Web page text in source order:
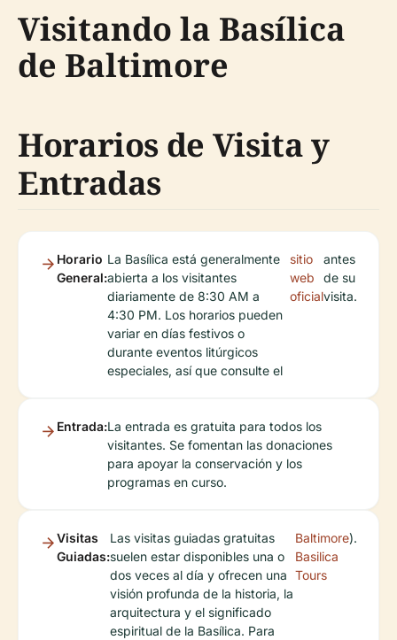
Visitando la Basílica
de Baltimore
Horarios de Visita y
Entradas
Horario
General:
La Basílica está generalmente
abierta a los visitantes
diariamente de 8:30 AM a
4:30 PM. Los horarios pueden
variar en días festivos o
durante eventos litúrgicos
especiales, así que consulte el
sitio
web
oficial
antes
de su
visita.
Entrada:La entrada es gratuita para todos los
visitantes. Se fomentan las donaciones
para apoyar la conservación y los
programas en curso.
Visitas
Guiadas:
Las visitas guiadas gratuitas
suelen estar disponibles una o
dos veces al día y ofrecen una
visión profunda de la historia, la
arquitectura y el significado
espiritual de la Basílica. Para
Baltimore
Basilica
Tours
).